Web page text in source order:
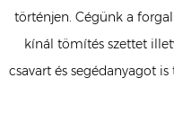
történjen. Cégünk a
kínál tömítés szettet
csavart és segédanyagot